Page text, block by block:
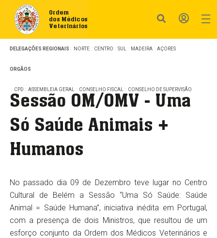
Ordem
dos Médicos
Veterinários
DELEGAÇÕES REGIONAIS NORTE CENTRO SUL MADEIRA AÇORES
ORGÃOS
CPD ASSEMBLEIA GERAL CONSELHO FISCAL CONSELHO DE SUPERVISÃO
Sessão OM/OMV - Uma
Só Saúde Animais +
Humanos
No passado dia 09 de Dezembro teve lugar no Centro
Cultural de Belém a Sessão “Uma Só Saúde: Saúde
Animal = Saúde Humana”, iniciativa inédita em Portugal,
com a presença de dois Ministros, que resultou de um
esforço conjunto da Ordem dos Médicos Veterinários e